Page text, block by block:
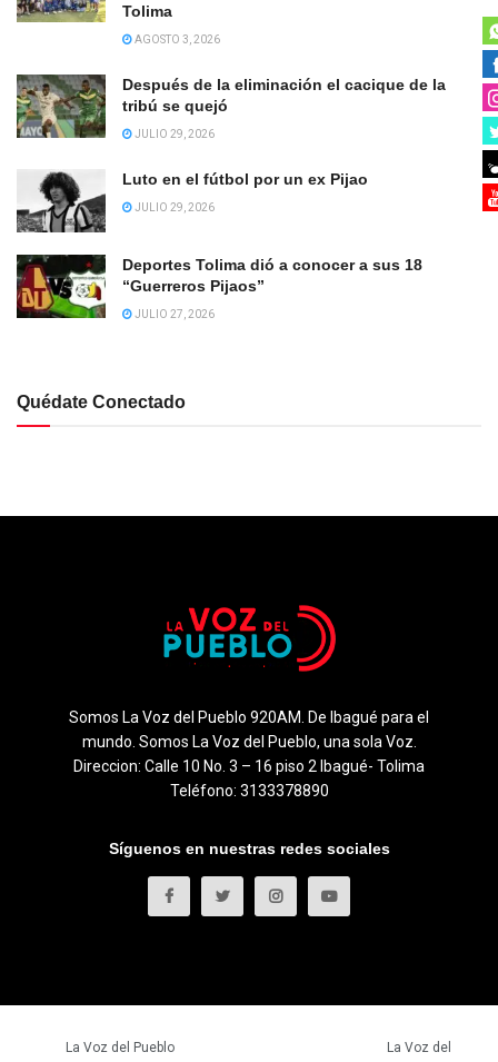
Tolima
AGOSTO 3, 2026
Después de la eliminación el cacique de la
tribú se quejó
JULIO 29, 2026
Luto en el fútbol por un ex Pijao
JULIO 29, 2026
Deportes Tolima dió a conocer a sus 18
“Guerreros Pijaos”
JULIO 27, 2026
Quédate Conectado
Somos La Voz del Pueblo 920AM. De Ibagué para el
mundo. Somos La Voz del Pueblo, una sola Voz.
Direccion: Calle 10 No. 3 – 16 piso 2 Ibagué- Tolima
Teléfono: 3133378890
Síguenos en nuestras redes sociales
La Voz del Pueblo La Voz del